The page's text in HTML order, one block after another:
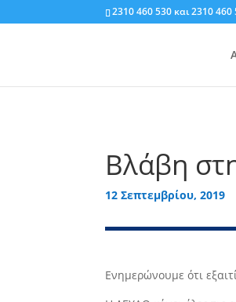
2310 460 530 και2310 460
Bλάβη
12 Σεπτεμβρίου, 2019
Ενημερώνουμε ότι